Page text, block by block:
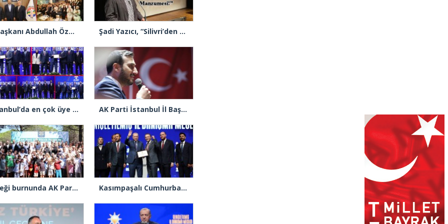
İl Başkanı Abdullah Özdemir: “AK Parti’nin kapısı milletine hizmet etmek isteyen herkese açıktır” Şadi Yazıcı, “Silivri’den alınan talimatla hakkımda karalama kampanyası yürütülüyor”
İstanbul’da en çok üye yapan ilçe başkanları beratlarını Cumhurbaşkanı Erdoğan’ın elinden aldı AK Parti İstanbul İl Başkanı Abdullah Özdemir’den Ertuğrul Özkök’e “Franco” tepkisi
Çiçeği burnunda AK Parti’li Şile Belediye Başkan Vekili Sacit Terzi, teşkilatlarla piknikte buluştu Kasımpaşalı Cumhurbaşkanı Erdoğan’dan İstanbul üye birincisi Beyoğlu İlçe Başkanı Kasım Fırat’a plaket